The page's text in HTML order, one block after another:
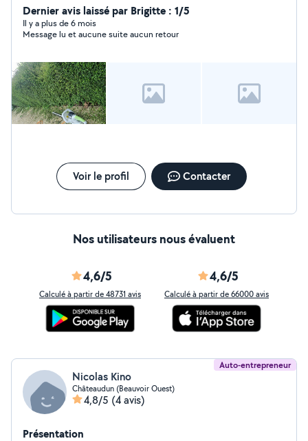
Dernier avis laissé par Brigitte : 1/5
Il y a plus de 6 mois
Message lu et aucune suite aucun retour
Voir le profil Contacter
Nos utilisateurs nous évaluent
4,6/5
Calculé à partir de 48731 avis
4,6/5
Calculé à partir de 66000 avis
Auto-entrepreneur
Nicolas Kino
Châteaudun (Beauvoir Ouest)
4,8/5 (4 avis)
Présentation